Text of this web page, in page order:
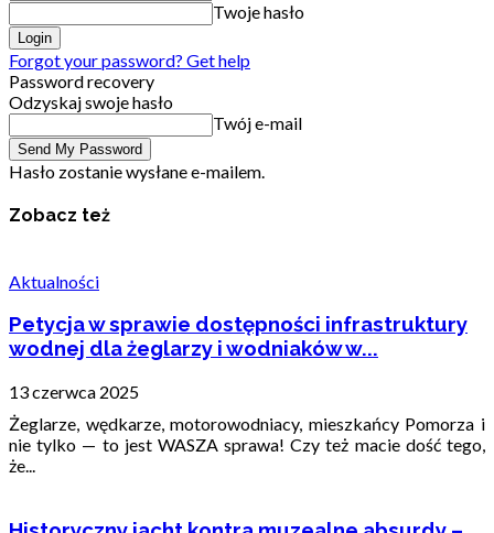
Twoje hasło
Forgot your password? Get help
Password recovery
Odzyskaj swoje hasło
Twój e-mail
Hasło zostanie wysłane e-mailem.
Zobacz też
Aktualności
Petycja w sprawie dostępności infrastruktury
wodnej dla żeglarzy i wodniaków w...
13 czerwca 2025
Żeglarze, wędkarze, motorowodniacy, mieszkańcy Pomorza i
nie tylko — to jest WASZA sprawa! Czy też macie dość tego,
że...